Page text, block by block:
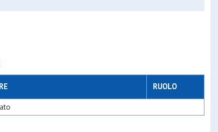
RUOLO